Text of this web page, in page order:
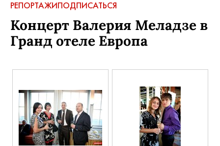
РЕПОРТАЖИПОДПИСАТЬСЯ
Концерт Валерия Меладзе в
Гранд отеле Европа